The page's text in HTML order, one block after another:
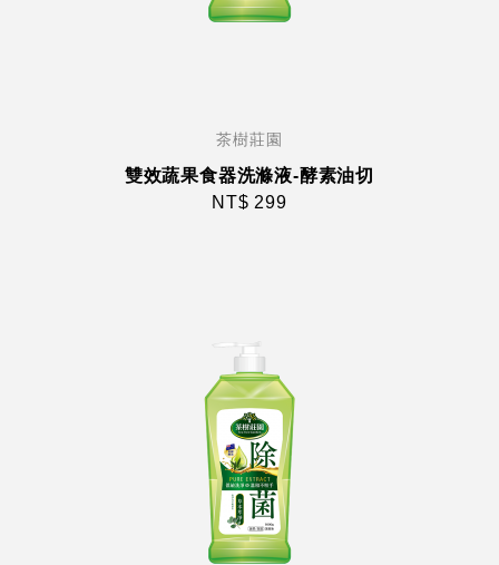
茶樹莊園
雙效蔬果食器洗滌液-酵素油切
NT$ 299